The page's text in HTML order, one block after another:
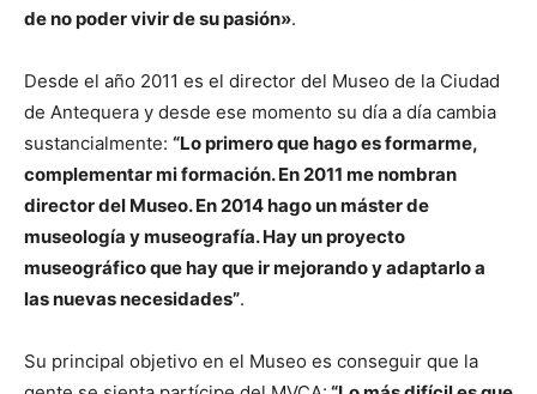
de no poder vivir de su pasión».
Desde el año 2011 es el director del Museo de la Ciudad
de Antequera y desde ese momento su día a día cambia
sustancialmente: “Lo primero que hago es formarme,
complementar mi formación. En 2011 me nombran
director del Museo. En 2014 hago un máster de
museología y museografía. Hay un proyecto
museográfico que hay que ir mejorando y adaptarlo a
las nuevas necesidades”.
Su principal objetivo en el Museo es conseguir que la